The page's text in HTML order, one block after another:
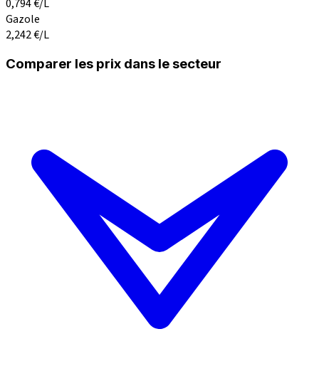
0,794€/L
Gazole
2,242€/L
Comparer les prix dans le secteur